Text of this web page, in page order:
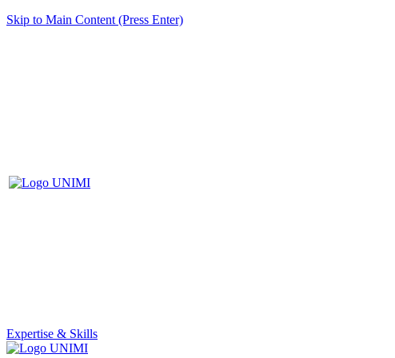
Skip to Main Content (Press Enter)
Expertise & Skills